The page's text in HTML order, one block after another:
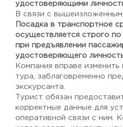
удостоверяющими
В связи с вышеизложенным:
Посадка в транспортное
осуществляется строго
при предъявлении
удостоверяющего
Компания вправе
тура, заблаговременно
экскурсанта.
Турист обязан
корректные данные для
оперативной связи с ним.